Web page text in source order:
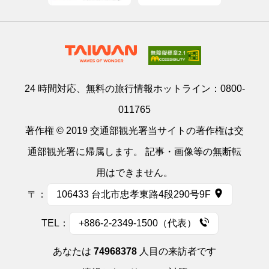
24 時間対応、無料の旅行情報ホットライン： 0800-
011765
著作権 © 2019 交通部観光署当サイトの著作権は交
通部観光署に帰属します。 記事・画像等の無断転
用はできません。
〒： 106433 台北市忠孝東路4段290号9F
TEL： +886-2-2349-1500（代表）
あなたは 74968378 人目の来訪者です